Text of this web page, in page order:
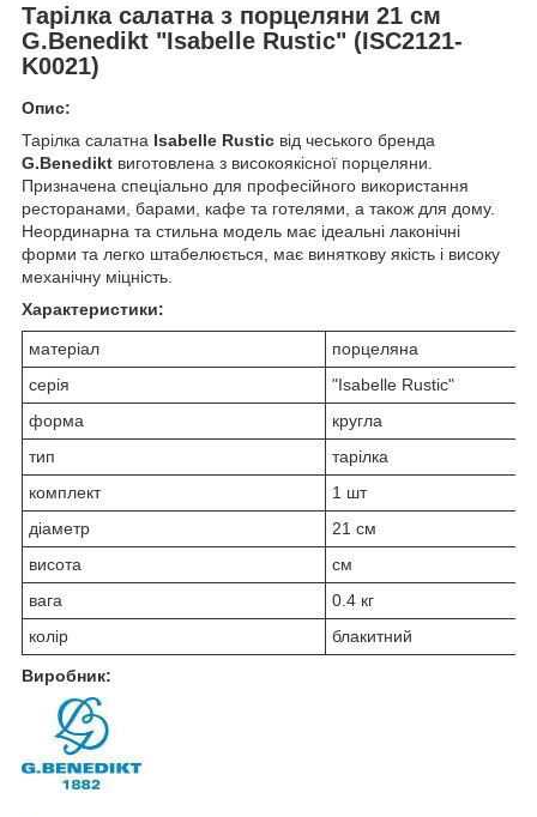
Тарілка салатна з порцеляни 21 см
G.Benedikt "Isabelle Rustic" (ISC2121-
K0021)
Опис:
Тарілка салатна Isabelle Rustic від чеського бренда
G.Benedikt виготовлена з високоякісної порцеляни.
Призначена спеціально для професійного використання
ресторанами, барами, кафе та готелями, а також для дому.
Неординарна та стильна модель має ідеальні лаконічні
форми та легко штабелюється, має виняткову якість і високу
механічну міцність.
Характеристики:
матеріал
порцеляна
серія
"Isabelle Rustic"
форма
кругла
тип
тарілка
комплект
1 шт
діаметр
21 см
висота
см
вага
0.4 кг
колір
блакитний
Виробник: